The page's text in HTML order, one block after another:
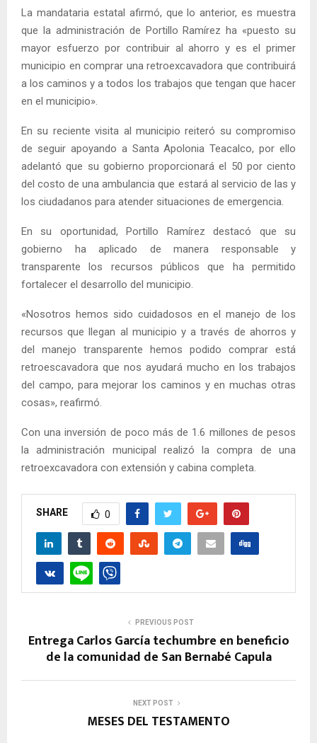
La mandataria estatal afirmó, que lo anterior, es muestra
que la administración de Portillo Ramírez ha «puesto su
mayor esfuerzo por contribuir al ahorro y es el primer
municipio en comprar una retroexcavadora que contribuirá
a los caminos y a todos los trabajos que tengan que hacer
en el municipio».
En su reciente visita al municipio reiteró su compromiso
de seguir apoyando a Santa Apolonia Teacalco, por ello
adelantó que su gobierno proporcionará el 50 por ciento
del costo de una ambulancia que estará al servicio de las y
los ciudadanos para atender situaciones de emergencia.
En su oportunidad, Portillo Ramírez destacó que su
gobierno ha aplicado de manera responsable y
transparente los recursos públicos que ha permitido
fortalecer el desarrollo del municipio.
«Nosotros hemos sido cuidadosos en el manejo de los
recursos que llegan al municipio y a través de ahorros y
del manejo transparente hemos podido comprar está
retroescavadora que nos ayudará mucho en los trabajos
del campo, para mejorar los caminos y en muchas otras
cosas», reafirmó.
Con una inversión de poco más de 1.6 millones de pesos
la administración municipal realizó la compra de una
retroexcavadora con extensión y cabina completa.
SHARE 0
PREVIOUS POST
Entrega Carlos García techumbre en beneficio
de la comunidad de San Bernabé Capula
NEXT POST
MESES DEL TESTAMENTO